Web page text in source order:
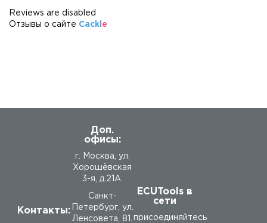
Reviews are disabled
Отзывы о сайте Cackl e
Контакты:
Доп.
офисы:
г. Москва, ул.
Хорошёвская
3-я, д.21А.
Санкт-
Петербург, ул.
Ленсовета, 81.
ECUTools в
сети
присоединяйтесь